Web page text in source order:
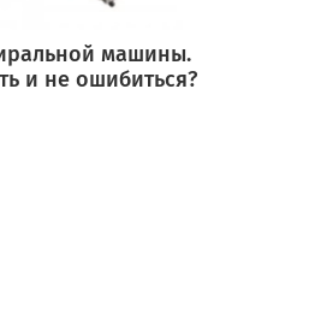
машины.
и не ошибиться?